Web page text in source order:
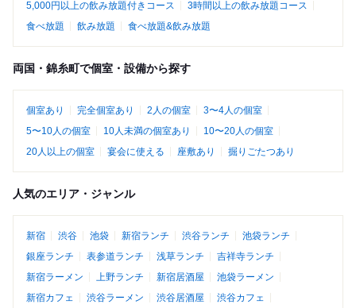
5,000円以上の飲み放題付きコース
3時間以上の飲み放題コース
食べ放題
飲み放題 食べ放題&飲み放題
両国・錦糸町で個室・設備から探す
個室あり 完全個室あり 2人の個室
3〜4人の個室
5〜10人の個室
10人未満の個室あり
10〜20人の個室
20人以上の個室
宴会に使える 座敷あり 掘りごたつあり
人気のエリア・ジャンル
新宿 渋谷 池袋 新宿ランチ 渋谷ランチ
池袋ランチ
銀座ランチ
表参道ランチ 浅草ランチ
吉祥寺ランチ
新宿ラーメン
上野ランチ 新宿居酒屋
池袋ラーメン
新宿カフェ
渋谷ラーメン 渋谷居酒屋
渋谷カフェ